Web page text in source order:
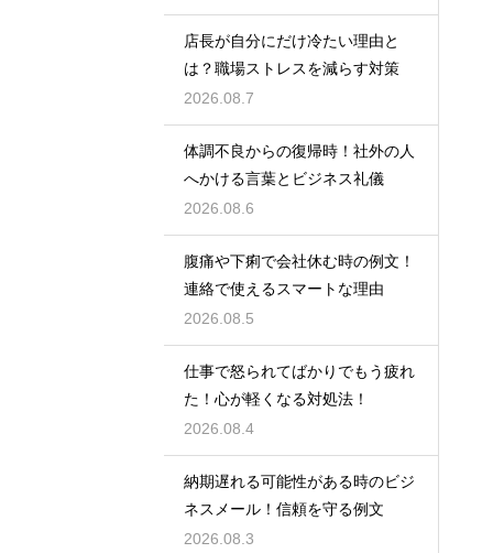
店長が自分にだけ冷たい理由と
は？職場ストレスを減らす対策
2026.08.7
体調不良からの復帰時！社外の人
へかける言葉とビジネス礼儀
2026.08.6
腹痛や下痢で会社休む時の例文！
連絡で使えるスマートな理由
2026.08.5
仕事で怒られてばかりでもう疲れ
た！心が軽くなる対処法！
2026.08.4
納期遅れる可能性がある時のビジ
ネスメール！信頼を守る例文
2026.08.3